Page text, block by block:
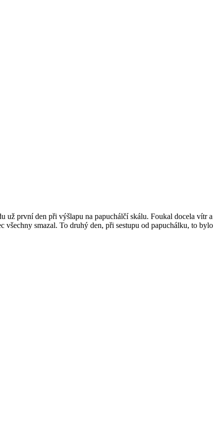
už první den při výšlapu na papuchálčí skálu. Foukal docela vítr a
smazal. To druhý den, při sestupu od papuchálku, to bylo